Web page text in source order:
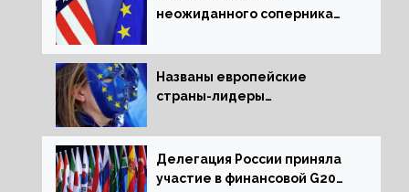
неожиданного соперника
Названы европейские
страны-лидеры
активов
Делегация России приняла
участие в финансовой G20